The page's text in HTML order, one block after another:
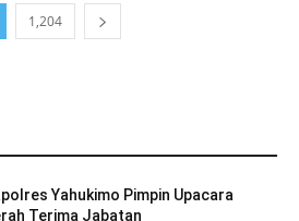
1,204
Yahukimo Pimpin Upacara
Terima Jabatan